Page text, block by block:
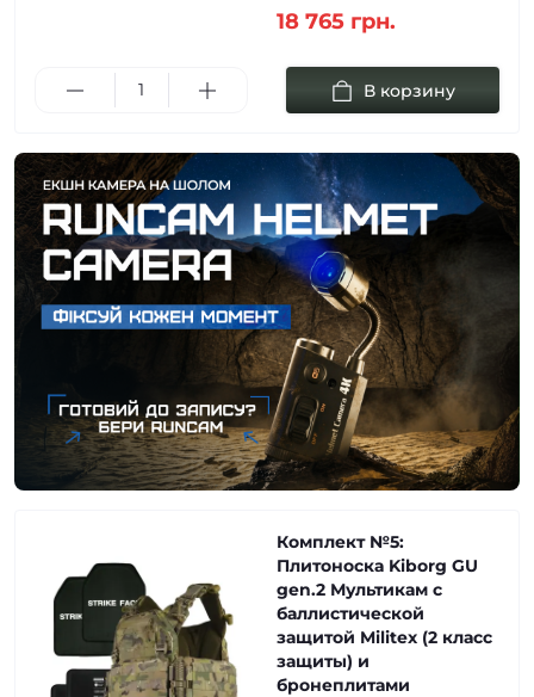
18 765 грн.
В корзину
Комплект №5:
Плитоноска Kiborg GU
gen.2 Мультикам с
баллистической
защитой Militex (2 класс
защиты) и
бронеплитами